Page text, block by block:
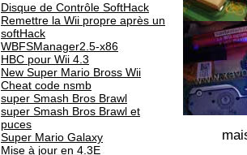
Disque de Contrôle SoftHack
Remettre la Wii propre après un
softHack
WBFSManager2.5-x86
HBC pour Wii 4.3
New Super Mario Bross Wii
Cheat code nsmb
super Smash Bros Brawl
super Smash Bros Brawl et
puces
Super Mario Galaxy
Mise à jour en 4.3E